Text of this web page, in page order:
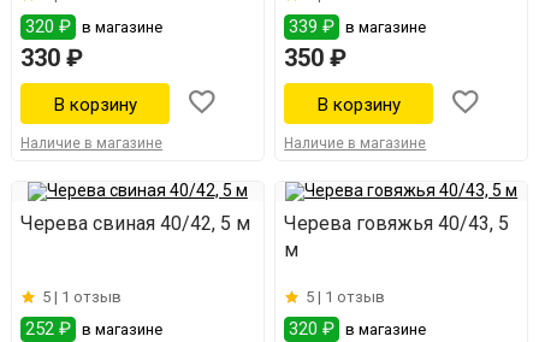
320 ₽ в магазине
330 ₽
Наличие в магазине
339 ₽ в магазине
350 ₽
Наличие в магазине
Черева свиная 40/42, 5 м
5 | 1 отзыв
252 ₽ в магазине
Черева говяжья 40/43, 5
м
5 | 1 отзыв
320 ₽ в магазине